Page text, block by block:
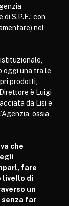
S.P.E.; con
nel
oggi una tra le
prodotti,
è Luigi
da Lisi e
ossia
che
fare
livello di
un
far